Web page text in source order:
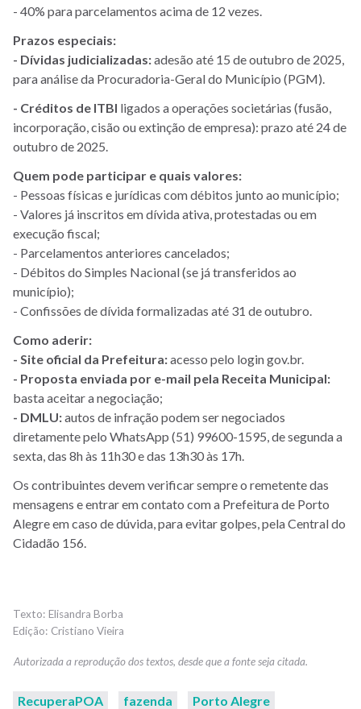
- 40% para parcelamentos acima de 12 vezes.
Prazos especiais:
- Dívidas judicializadas:adesão até 15 de outubro de 2025,
para análise da Procuradoria-Geral do Município (PGM).
- Créditos de ITBI ligados a operações societárias (fusão,
incorporação, cisão ou extinção de empresa): prazo até 24 de
outubro de 2025.
Quem pode participar e quais valores:
- Pessoas físicas e jurídicas com débitos junto ao município;
- Valores já inscritos em dívida ativa, protestadas ou em
execução fiscal;
- Parcelamentos anteriores cancelados;
- Débitos do Simples Nacional (se já transferidos ao
município);
- Confissões de dívida formalizadas até 31 de outubro.
Como aderir:
- Site oficial da Prefeitura:acesso pelo login gov.br.
- Proposta enviada por e-mail pela Receita Municipal:
basta aceitar a negociação;
- DMLU:autos de infração podem ser negociados
diretamente pelo WhatsApp (51) 99600-1595, de segunda a
sexta, das 8h às 11h30 e das 13h30 às 17h.
Os contribuintes devem verificar sempre o remetente das
mensagens e entrar em contato com a Prefeitura de Porto
Alegre em caso de dúvida, para evitar golpes, pela Central do
Cidadão 156.
Elisandra Borba
Cristiano Vieira
RecuperaPOA fazenda Porto Alegre